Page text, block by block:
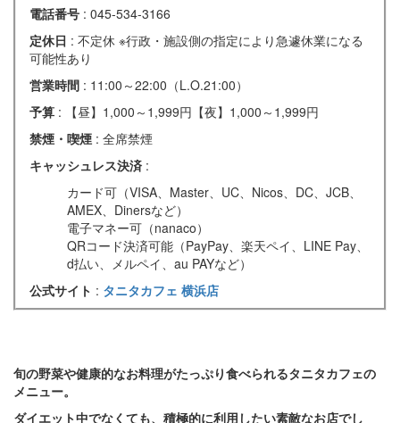
電話番号 : 045-534-3166
定休日 : 不定休 ※行政・施設側の指定により急遽休業になる
可能性あり
営業時間 : 11:00～22:00（L.O.21:00）
予算 : 【昼】1,000～1,999円【夜】1,000～1,999円
禁煙・喫煙 : 全席禁煙
キャッシュレス決済 :
カード可（VISA、Master、UC、Nicos、DC、JCB、
AMEX、Dinersなど）
電子マネー可（nanaco）
QRコード決済可能（PayPay、楽天ペイ、LINE Pay、
d払い、メルペイ、au PAYなど）
公式サイト : タニタカフェ 横浜店
旬の野菜や健康的なお料理がたっぷり食べられるタニタカフェの
メニュー。
ダイエット中でなくても、積極的に利用したい素敵なお店でし